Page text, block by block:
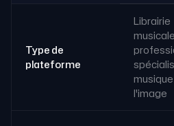
Type de
plateforme
Librairie
musicale
musique
l'image